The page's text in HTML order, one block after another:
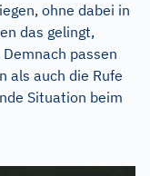
ohne dabei in
das gelingt,
passen
als auch die Rufe
Situation beim